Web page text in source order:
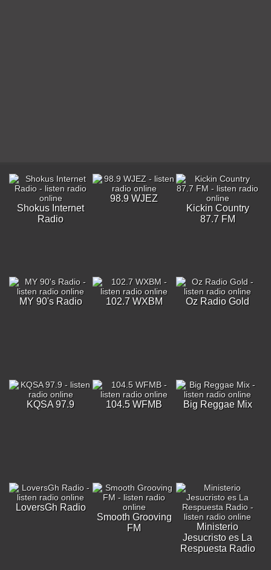
Shokus Internet
Radio
98.9 WJEZ
Kickin Country
87.7 FM
MY 90's Radio 102.7 WXBM Oz Radio Gold
KQSA 97.9 104.5 WFMB Big Reggae Mix
LoversGh Radio
Smooth Grooving
FM
Ministerio
Jesucristo es La
Respuesta Radio